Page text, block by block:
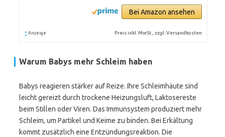
Bei Amazon ansehen
* Anzeige Preis inkl. MwSt., zzgl. Versandkosten
Warum Babys mehr Schleim haben
Babys reagieren stärker auf Reize. Ihre Schleimhäute sind
leicht gereizt durch trockene Heizungsluft, Laktosereste
beim Stillen oder Viren. Das Immunsystem produziert mehr
Schleim, um Partikel und Keime zu binden. Bei Erkältung
kommt zusätzlich eine Entzündungsreaktion. Die